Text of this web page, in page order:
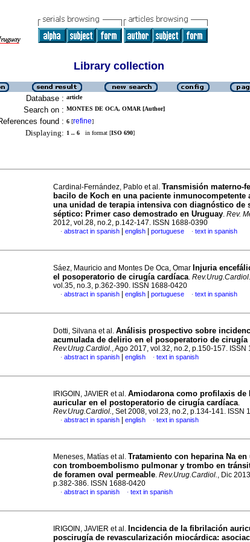
Library collection
Database : article
Search on : MONTES DE OCA, OMAR [Author]
found : 6 [refine]
Displaying: 1 .. 6 in format [ISO 690]
Cardinal-Fernández, Pablo et al. Transmisión materno-
bacilo de Koch en una paciente inmunocompetente
una unidad de terapia intensiva con diagnóstico de
séptico: Primer caso demostrado en Uruguay. Rev.
2012, vol.28, no.2, p.142-147. ISSN 1688-0390
· abstract in spanish english portuguese · text in spanish
Sáez, Mauricio and Montes De Oca, Omar Injuria
el posoperatorio de cirugía cardíaca. Rev.Urug.Cardiol.
vol.35, no.3, p.362-390. ISSN 1688-0420
· abstract in spanish english portuguese · text in spanish
Dotti, Silvana et al. Análisis prospectivo sobre
acumulada de delirio en el posoperatorio de cirugía
Rev.Urug.Cardiol., Ago 2017, vol.32, no.2, p.150-157. ISSN
· abstract in spanish english · text in spanish
IRIGOIN, JAVIER et al. Amiodarona como profilaxis de
auricular en el postoperatorio de cirugía cardíaca.
Rev.Urug.Cardiol., Set 2008, vol.23, no.2, p.134-141. ISSN
· abstract in spanish english · text in spanish
Meneses, Matías et al. Tratamiento con heparina Na en
con tromboembolismo pulmonar y trombo en
de foramen oval permeable. Rev.Urug.Cardiol., Dic
p.382-386. ISSN 1688-0420
· abstract in spanish · text in spanish
IRIGOIN, JAVIER et al. Incidencia de la fibrilación
poscirugía de revascularización miocárdica: